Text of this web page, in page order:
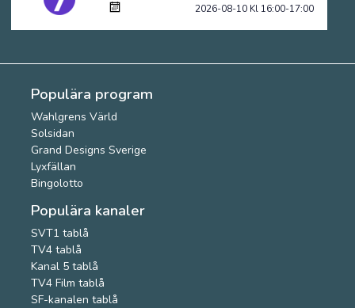
2026-08-10 Kl 16:00-17:00
Populära program
Wahlgrens Värld
Solsidan
Grand Designs Sverige
Lyxfällan
Bingolotto
Populära kanaler
SVT1 tablå
TV4 tablå
Kanal 5 tablå
TV4 Film tablå
SF-kanalen tablå